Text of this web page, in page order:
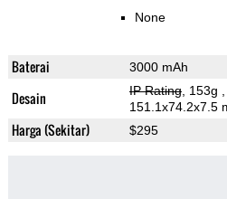
None
Baterai 3000 mAh
Desain IP Rating, 153g
151.1x74.2x7.5
Harga (Sekitar) $295